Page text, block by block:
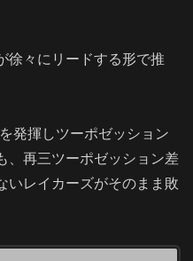
徐々にリードする形で推
発揮しツーポゼッション
、再三ツーポゼッション差
いレイカーズがそのまま敗